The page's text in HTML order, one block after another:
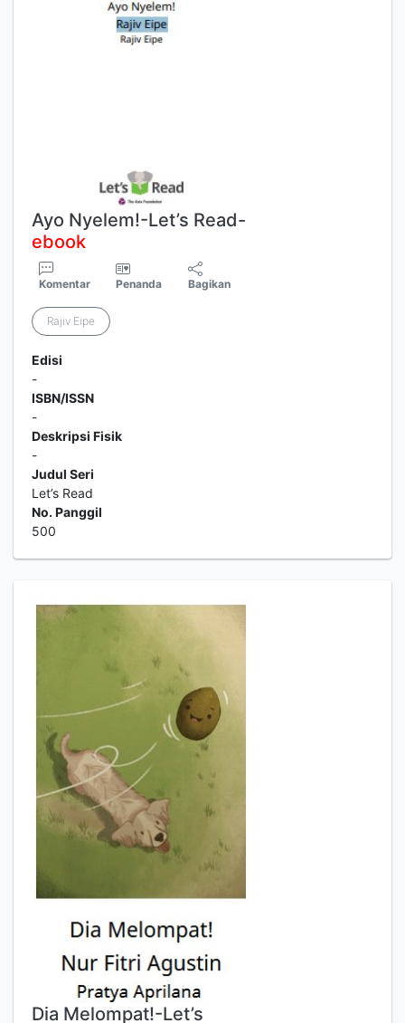
Ayo Nyelem!-Let’s Read-
ebook
Komentar Penanda Bagikan
Rajiv Eipe
Edisi
-
ISBN/ISSN
-
Deskripsi Fisik
-
Judul Seri
Let’s Read
No. Panggil
500
Dia Melompat!-Let’s